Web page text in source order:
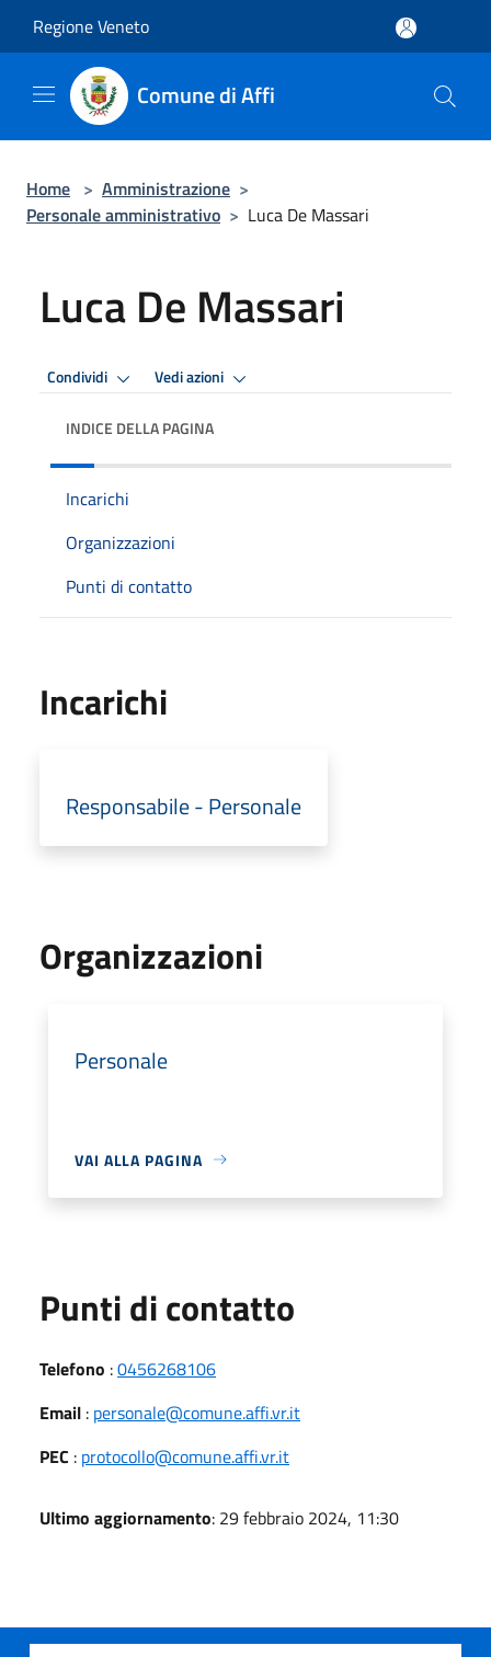
Regione Veneto
Comune di Affi
Home > Amministrazione >
Personale amministrativo > Luca De Massari
Luca De Massari
Condividi Vedi azioni
INDICE DELLA PAGINA
Incarichi
Organizzazioni
Punti di contatto
Incarichi
Responsabile - Personale
Organizzazioni
Personale
VAI ALLA PAGINA
Punti di contatto
Telefono :0456268106
Email : personale@comune.affi.vr.it
PEC : protocollo@comune.affi.vr.it
Ultimo aggiornamento: 29 febbraio 2024, 11:30